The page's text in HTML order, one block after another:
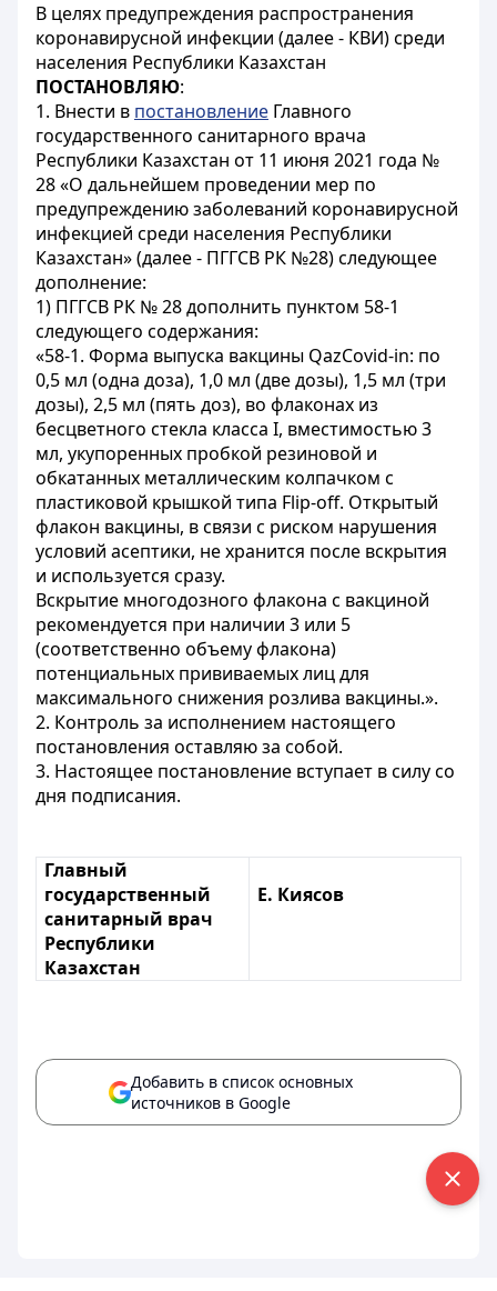
В целях предупреждения распространения
коронавирусной инфекции (далее - КВИ) среди
населения Республики Казахстан
ПОСТАНОВЛЯЮ:
1. Внести в постановление Главного
государственного санитарного врача
Республики Казахстан от 11 июня 2021 года №
28 «О дальнейшем проведении мер по
предупреждению заболеваний коронавирусной
инфекцией среди населения Республики
Казахстан» (далее - ПГГСВ РК №28) следующее
дополнение:
1) ПГГСВ РК № 28 дополнить пунктом 58-1
следующего содержания:
«58-1. Форма выпуска вакцины QazCovid-in: по
0,5 мл (одна доза), 1,0 мл (две дозы), 1,5 мл (три
дозы), 2,5 мл (пять доз), во флаконах из
бесцветного стекла класса Ι, вместимостью 3
мл, укупоренных пробкой резиновой и
обкатанных металлическим колпачком с
пластиковой крышкой типа Flip-off. Открытый
флакон вакцины, в связи с риском нарушения
условий асептики, не хранится после вскрытия
и используется сразу.
Вскрытие многодозного флакона с вакциной
рекомендуется при наличии 3 или 5
(соответственно объему флакона)
потенциальных прививаемых лиц для
максимального снижения розлива вакцины.».
2. Контроль за исполнением настоящего
постановления оставляю за собой.
3. Настоящее постановление вступает в силу со
дня подписания.
Главный
государственный
санитарный врач
Республики
Казахстан
Е. Киясов
Добавить в список основных
источников в Google